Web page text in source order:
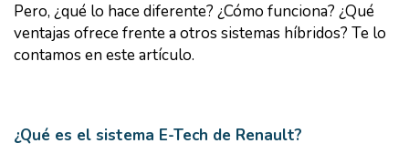
Pero, ¿qué lo hace diferente? ¿Cómo funciona? ¿Qué
ventajas ofrece frente a otros sistemas híbridos? Te lo
contamos en este artículo.
¿Qué es el sistema E-Tech de Renault?